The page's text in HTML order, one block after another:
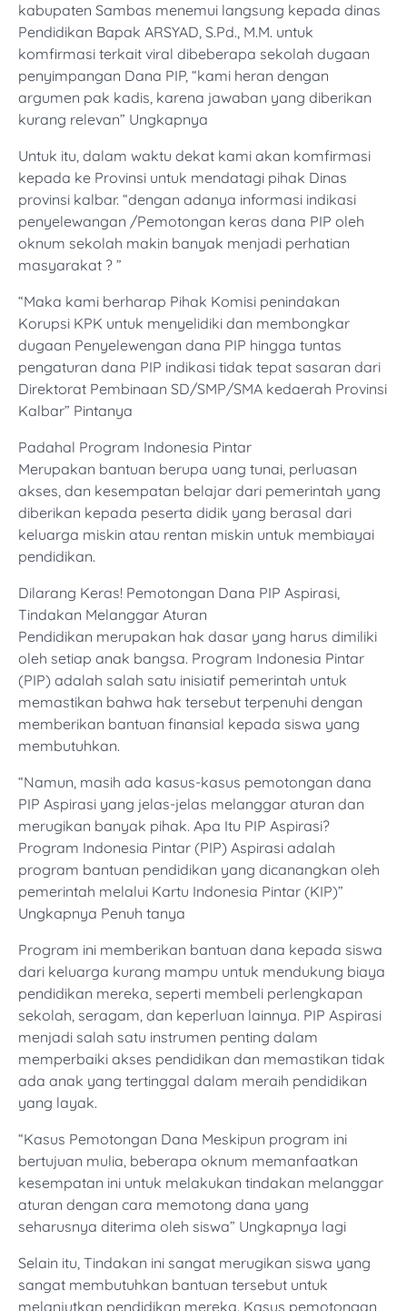
kabupaten Sambas menemui langsung kepada dinas
Pendidikan Bapak ARSYAD, S.Pd., M.M. untuk
komfirmasi terkait viral dibeberapa sekolah dugaan
penyimpangan Dana PIP, “kami heran dengan
argumen pak kadis, karena jawaban yang diberikan
kurang relevan” Ungkapnya
Untuk itu, dalam waktu dekat kami akan komfirmasi
kepada ke Provinsi untuk mendatagi pihak Dinas
provinsi kalbar. “dengan adanya informasi indikasi
penyelewangan /Pemotongan keras dana PIP oleh
oknum sekolah makin banyak menjadi perhatian
masyarakat ? ”
“Maka kami berharap Pihak Komisi penindakan
Korupsi KPK untuk menyelidiki dan membongkar
dugaan Penyelewengan dana PIP hingga tuntas
pengaturan dana PIP indikasi tidak tepat sasaran dari
Direktorat Pembinaan SD/SMP/SMA kedaerah Provinsi
Kalbar” Pintanya
Padahal Program Indonesia Pintar
Merupakan bantuan berupa uang tunai, perluasan
akses, dan kesempatan belajar dari pemerintah yang
diberikan kepada peserta didik yang berasal dari
keluarga miskin atau rentan miskin untuk membiayai
pendidikan.
Dilarang Keras! Pemotongan Dana PIP Aspirasi,
Tindakan Melanggar Aturan
Pendidikan merupakan hak dasar yang harus dimiliki
oleh setiap anak bangsa. Program Indonesia Pintar
(PIP) adalah salah satu inisiatif pemerintah untuk
memastikan bahwa hak tersebut terpenuhi dengan
memberikan bantuan finansial kepada siswa yang
membutuhkan.
“Namun, masih ada kasus-kasus pemotongan dana
PIP Aspirasi yang jelas-jelas melanggar aturan dan
merugikan banyak pihak. Apa Itu PIP Aspirasi?
Program Indonesia Pintar (PIP) Aspirasi adalah
program bantuan pendidikan yang dicanangkan oleh
pemerintah melalui Kartu Indonesia Pintar (KIP)”
Ungkapnya Penuh tanya
Program ini memberikan bantuan dana kepada siswa
dari keluarga kurang mampu untuk mendukung biaya
pendidikan mereka, seperti membeli perlengkapan
sekolah, seragam, dan keperluan lainnya. PIP Aspirasi
menjadi salah satu instrumen penting dalam
memperbaiki akses pendidikan dan memastikan tidak
ada anak yang tertinggal dalam meraih pendidikan
yang layak.
“Kasus Pemotongan Dana Meskipun program ini
bertujuan mulia, beberapa oknum memanfaatkan
kesempatan ini untuk melakukan tindakan melanggar
aturan dengan cara memotong dana yang
seharusnya diterima oleh siswa” Ungkapnya lagi
Selain itu, Tindakan ini sangat merugikan siswa yang
sangat membutuhkan bantuan tersebut untuk
melanjutkan pendidikan mereka. Kasus pemotongan